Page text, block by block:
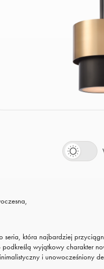
Włącz dzień
seria, która najbardziej
wyjątkowy charakter
i unowocześniony